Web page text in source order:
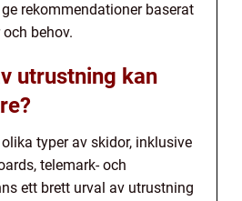
rekommendationer baserat
behov.
utrustning kan
typer av skidor, inklusive
telemark- och
ett brett urval av utrustning